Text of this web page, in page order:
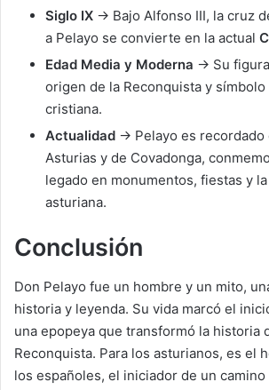
Siglo IX → Bajo Alfonso III, la cruz
a Pelayo se convierte en la actual
Edad Media y Moderna → Su
origen de la Reconquista y
cristiana.
Actualidad → Pelayo es recordado
Asturias y de Covadonga,
legado en monumentos, fiestas y
asturiana.
Conclusión
Don Pelayo fue un hombre y un mito,
historia y leyenda. Su vida marcó el
una epopeya que transformó la historia
Reconquista. Para los asturianos, es el
los españoles, el iniciador de un